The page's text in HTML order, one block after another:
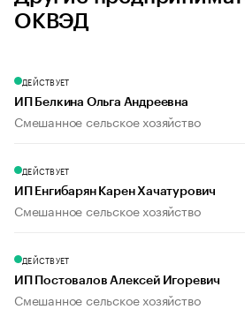
ОКВЭД
ДЕЙСТВУЕТ
ИП Белкина Ольга Андреевна
Смешанное сельское хозяйство
ДЕЙСТВУЕТ
ИП Енгибарян Карен Хачатурович
Смешанное сельское хозяйство
ДЕЙСТВУЕТ
ИП Постовалов Алексей Игоревич
Смешанное сельское хозяйство